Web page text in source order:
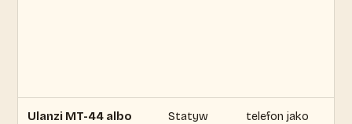
Ulanzi MT-44 albo
Statyw
telefon jako